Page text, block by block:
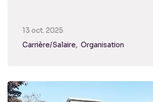
13 oct. 2025
Carrière/Salaire
Organisation